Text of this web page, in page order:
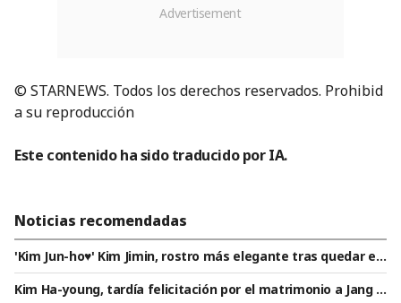
© STARNEWS. Todos los derechos reservados. Prohibid
a su reproducción
Este contenido ha sido traducido por IA.
Noticias recomendadas
'Kim Jun-ho♥' Kim Jimin, rostro más elegante tras quedar e
mbarazada... Actualidad revelada por Ahn Hyun-mo
Kim Ha-young, tardía felicitación por el matrimonio a Jang S